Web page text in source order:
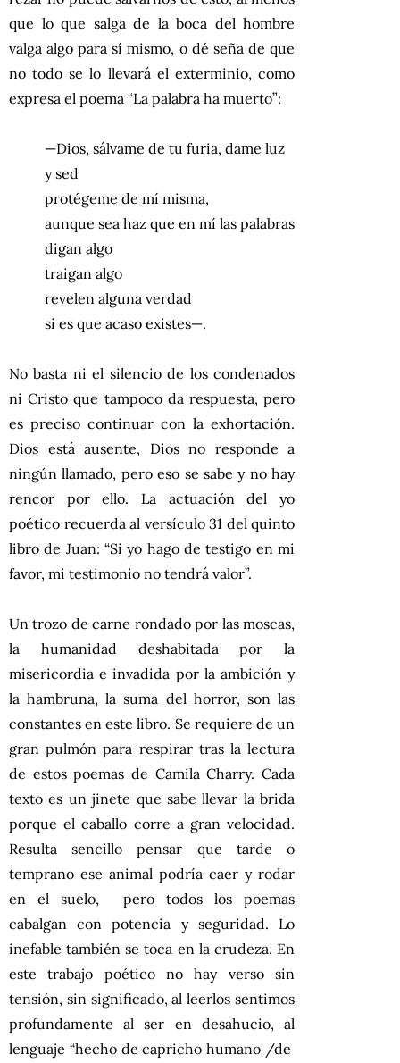
que lo que salga de la boca del hombre
valga algo para sí mismo, o dé seña de que
no todo se lo llevará el exterminio, como
expresa el poema “La palabra ha muerto”:
—Dios, sálvame de tu furia, dame luz
y sed
protégeme de mí misma,
aunque sea haz que en mí las palabras
digan algo
traigan algo
revelen alguna verdad
si es que acaso existes—.
No basta ni el silencio de los condenados
ni Cristo que tampoco da respuesta, pero
es preciso continuar con la exhortación.
Dios está ausente, Dios no responde a
ningún llamado, pero eso se sabe y no hay
rencor por ello. La actuación del yo
poético recuerda al versículo 31 del quinto
libro de Juan: “Si yo hago de testigo en mi
favor, mi testimonio no tendrá valor”.
Un trozo de carne rondado por las moscas,
la humanidad deshabitada por la
misericordia e invadida por la ambición y
la hambruna, la suma del horror, son las
constantes en este libro. Se requiere de un
gran pulmón para respirar tras la lectura
de estos poemas de Camila Charry. Cada
texto es un jinete que sabe llevar la brida
porque el caballo corre a gran velocidad.
Resulta sencillo pensar que tarde o
temprano ese animal podría caer y rodar
en el suelo, pero todos los poemas
cabalgan con potencia y seguridad. Lo
inefable también se toca en la crudeza. En
este trabajo poético no hay verso sin
tensión, sin significado, al leerlos sentimos
profundamente al ser en desahucio, al
lenguaje “hecho de capricho humano /de